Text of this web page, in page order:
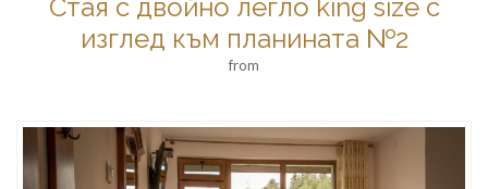
Стая с двойно легло king size с
изглед към планината №2
from